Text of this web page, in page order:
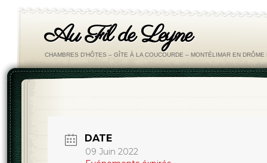
Au Fil de Leyne
CHAMBRES D'HÔTES – GÎTE À LA COUCOURDE – MONTÉLIMAR EN DRÔME
DATE
09 Juin 2022